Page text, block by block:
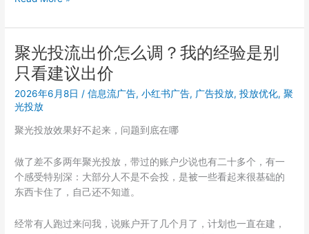
是
中
小
商
家
的
优
砍
半
后，
我
用
聚
把
从
1:2
拉
1:5，
聚光投流出价怎么调？我的经验是别
只看建议出价
2026年6月8日 /信息流广告,小红书广告, 广告投放,投放优化,聚
光投放
聚光投放效果好不起来，问题到底在哪
做了差不多两年聚光投放，带过的账户少说也有二十多个，有一
个感受特别深：大部分人不是不会投，是被一些看起来很基础的
东西卡住了，自己还不知道。
经常有人跑过来问我，说账户开了几个月了，计划也一直在建，